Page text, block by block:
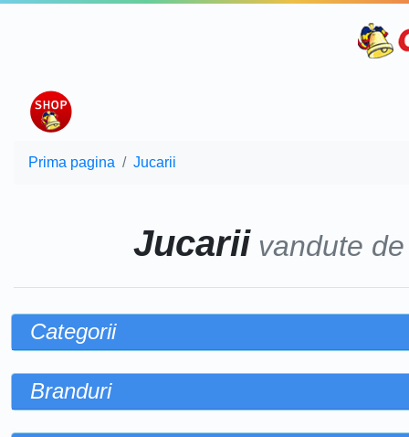
Prima pagina Jucarii
Jucariivandute
Categorii
Branduri